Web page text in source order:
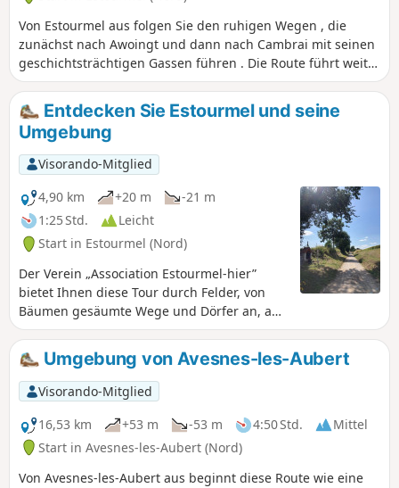
auf der man im Rhythmus der Natur wandert und die
Einfachheit und Authentizität einer Region genießt, die von
der Zeit und ihren Bewohnern geprägt ist.
Von Estourmel aus folgen Sie den ruhigen Wegen , die
zunächst nach Awoingt und dann nach Cambrai mit seinen
geschichtsträchtigen Gassen führen . Die Route führt weiter
nach Cauroir und Igniel, bevor sie Wambaix streift ,
inmitten einer Landschaft , in der sich wogende Felder ,
ländliche Hecken und Silhouetten von Bauernhöfen
vermischen . Jede Etappe hat ihren eigenen Charme: die
Authentizität der Dörfer, die Ruhe der Wege, die Vielfalt der
Panoramen. Diese Route lä dt dazu ein , die Sanftheit der
Landschaft um Cambrai zu genießen , tief durchzuatmen
und sich vom beruhigenden Rhythmus des Gehenstragen
zu lassen .
Entdecken Sie Estourmel und seine
Umgebung
Visorando-Mitglied
4,90 km
+20 m
-21 m
1:25 Std.
Leicht
Start in Estourmel (Nord)
Der Verein „Association Estourmel-hier”
bietet Ihnen diese Tour durch Felder, von
Bäumen gesäumte Wege und Dörfer an, auf
der Sie das reiche Kulturerbe der Gemeinde
entdecken können. Vor jedem
bemerkenswerten Denkmal finden Sie
Informationstafeln, auf denen Sie mehr über
die Geschichte des Dorfes ergehen können.
Umgebung von Avesnes-les-Aubert
Visorando-Mitglied
16,53 km
+53 m -53 m 4:50 Std.
Mittel
Start in Avesnes-les-Aubert (Nord)
Von Avesnes-les-Aubert aus beginnt diese Route wie eine